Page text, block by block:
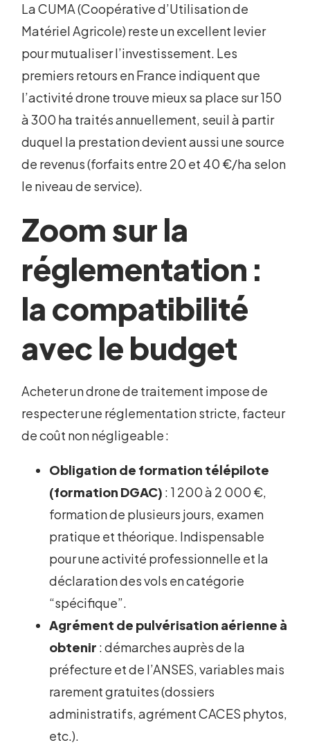
La CUMA (Coopérative d’Utilisation de
Matériel Agricole) reste un excellent levier
pour mutualiser l’investissement. Les
premiers retours en France indiquent que
l’activité drone trouve mieux sa place sur 150
à 300 ha traités annuellement, seuil à partir
duquel la prestation devient aussi une source
de revenus (forfaits entre 20 et 40 €/ha selon
le niveau de service).
Zoom sur la
réglementation :
la compatibilité
avec le budget
Acheter un drone de traitement impose de
respecter une réglementation stricte, facteur
de coût non négligeable :
Obligation de formation télépilote
(formation DGAC) : 1 200 à 2 000 €,
formation de plusieurs jours, examen
pratique et théorique. Indispensable
pour une activité professionnelle et la
déclaration des vols en catégorie
“spécifique”.
Agrément de pulvérisation aérienne à
obtenir : démarches auprès de la
préfecture et de l’ANSES, variables mais
rarement gratuites (dossiers
administratifs, agrément CACES phytos,
etc.).